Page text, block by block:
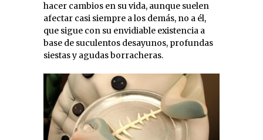
hacer cambios en su vida, aunque suelen
afectar casi siempre a los demás, no a él,
que sigue con su envidiable existencia a
base de suculentos desayunos, profundas
siestas y agudas borracheras.